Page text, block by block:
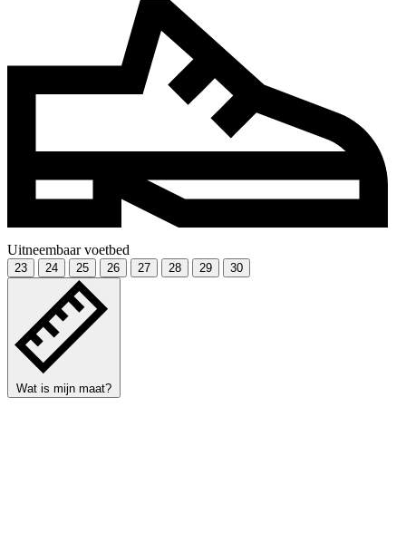
Uitneembaar voetbed
23 24 25 26 27 28 29 30
Wat is mijn maat?